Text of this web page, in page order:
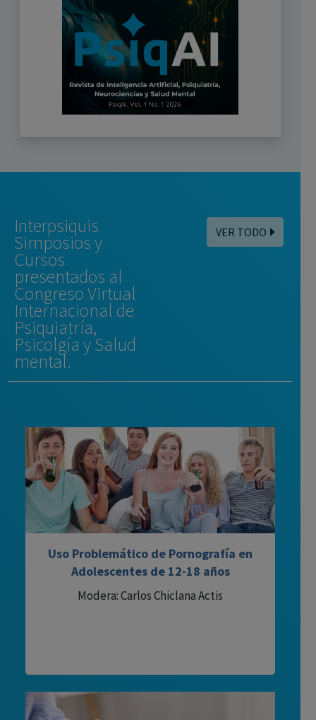
Interpsiquis
Simposios y
Cursos
presentados al
Congreso Virtual
Internacional de
Psiquiatría,
Psicolgía y Salud
mental.
VER TODO
Uso Problemático de Pornografía en
Adolescentes de 12-18 años
Modera: Carlos Chiclana Actis